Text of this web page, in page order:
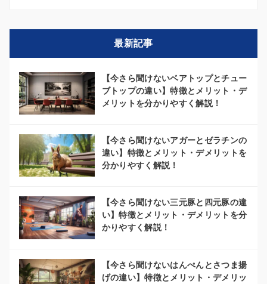
最新記事
【今さら聞けないベアトップとチュー
ブトップの違い】特徴とメリット・デ
メリットを分かりやすく解説！
【今さら聞けないアガーとゼラチンの
違い】特徴とメリット・デメリットを
分かりやすく解説！
【今さら聞けない三元豚と四元豚の違
い】特徴とメリット・デメリットを分
かりやすく解説！
【今さら聞けないはんぺんとさつま揚
げの違い】特徴とメリット・デメリッ